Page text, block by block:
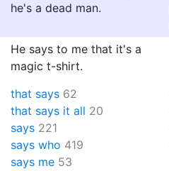
he's a dead man.
He says to me that it's a
magic t-shirt.
that says 62
that says it all 20
says 221
says who 419
says me 53